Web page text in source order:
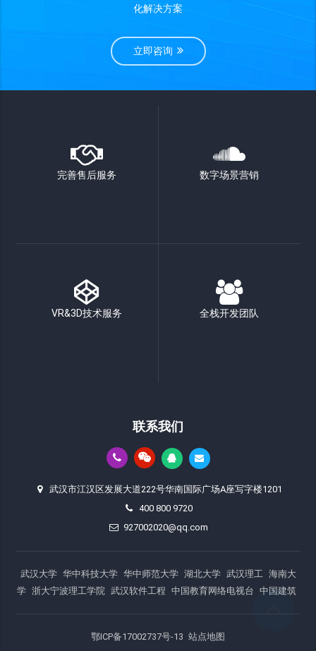
化解决方案
立即咨询
完善售后服务 数字场景营销
VR&3D技术服务 全栈开发团队
联系我们
武汉市江汉区发展大道222号华南国际广场A座写字楼1201
400 800 9720
927002020@qq.com
武汉大学 华中科技大学 华中师范大学 湖北大学 武汉理工 海南大
学 浙大宁波理工学院 武汉软件工程 中国教育网络电视台 中国建筑
鄂ICP备17002737号-13 站点地图